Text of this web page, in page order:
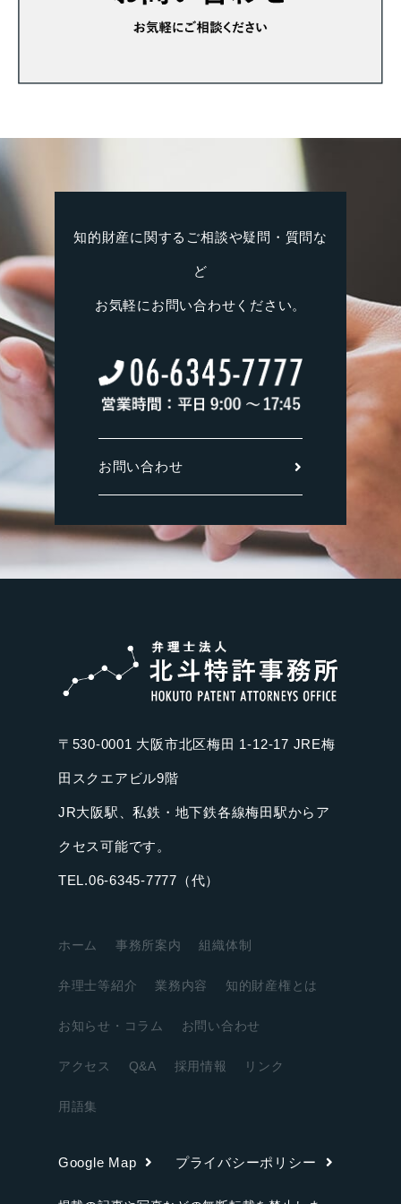
知的財産に関するご相談や疑問・質問な
ど
お気軽にお問い合わせください。
お問い合わせ
〒530-0001 大阪市北区梅田 1-12-17 JRE梅
田スクエアビル9階
JR大阪駅、私鉄・地下鉄各線梅田駅からア
クセス可能です。
TEL.06-6345-7777（代）
ホーム 事務所案内 組織体制
弁理士等紹介 業務内容 知的財産権とは
お知らせ・コラム お問い合わせ
アクセス Q&A 採用情報 リンク
用語集
Google Map プライバシーポリシー